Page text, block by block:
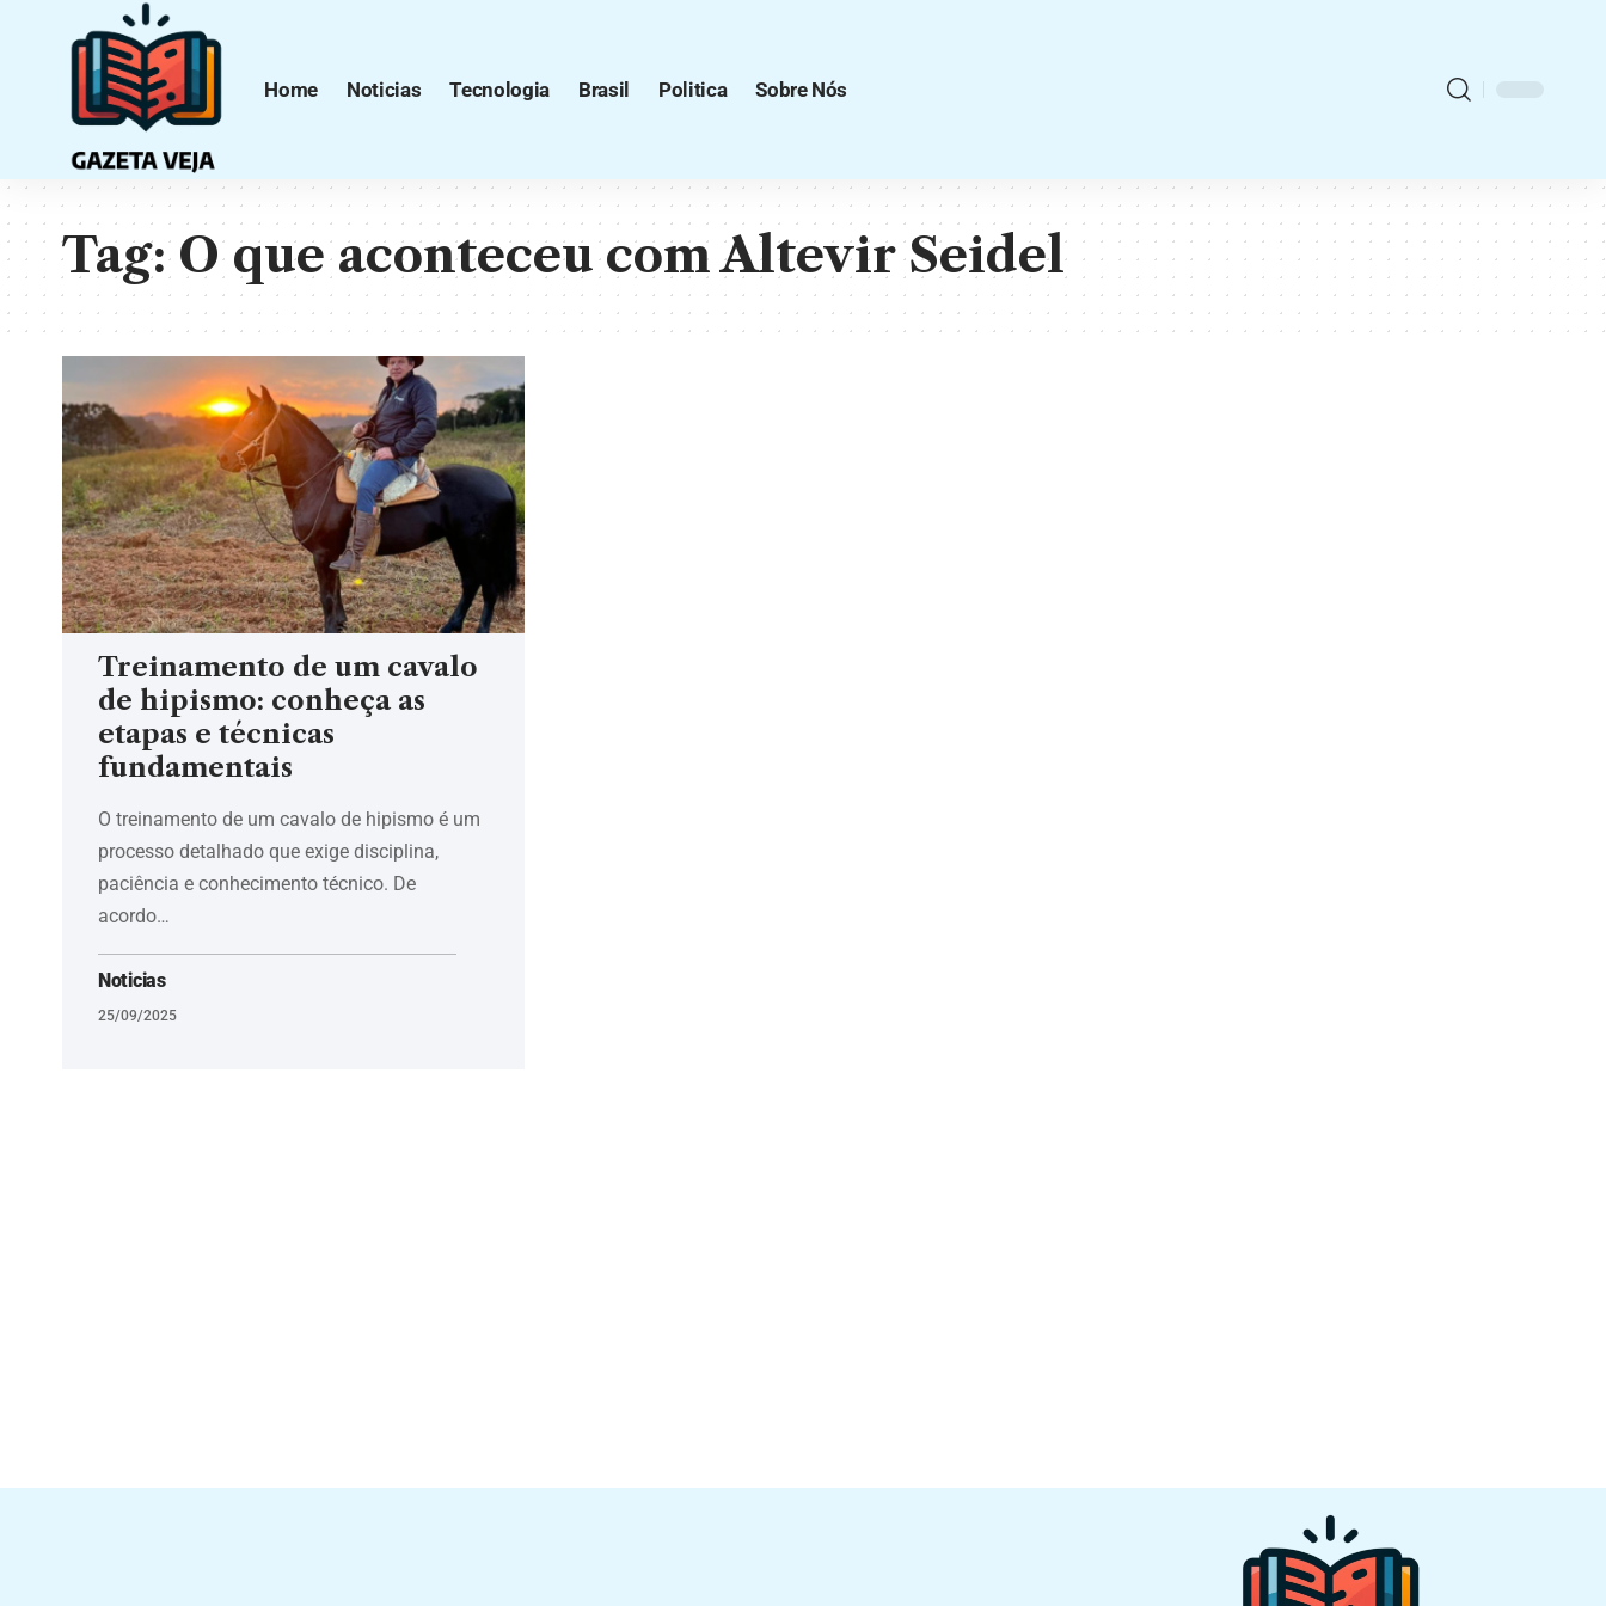
Home Noticias Tecnologia Brasil Politica Sobre Nós
Tag:O que aconteceu com Altevir Seidel
Treinamento de um cavalo
de hipismo: conheça as
etapas e técnicas
fundamentais
O treinamento de um cavalo de hipismo é um
processo detalhado que exige disciplina,
paciência e conhecimento técnico. De
acordo…
Noticias
25/09/2025